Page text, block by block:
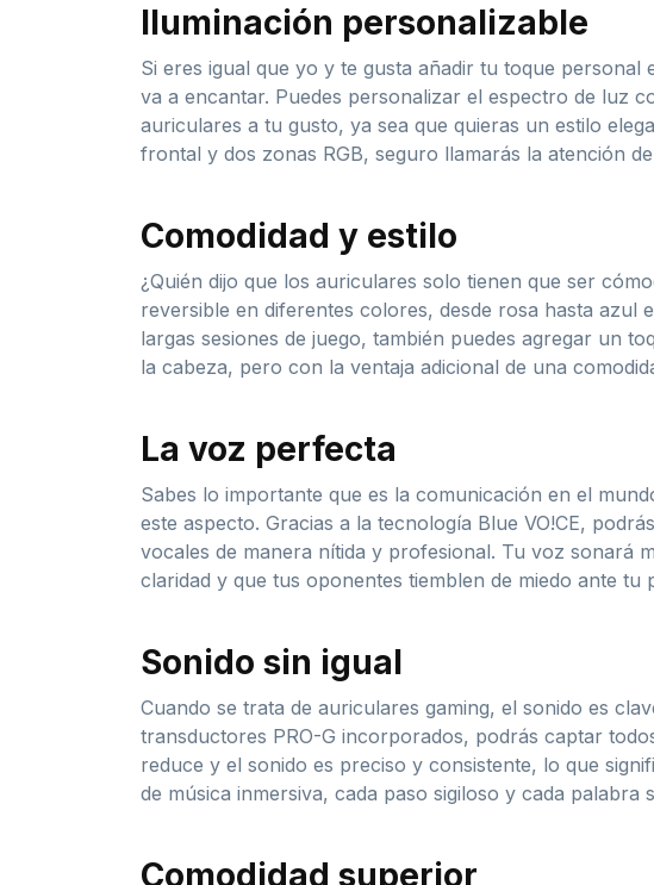
Iluminación personalizable
Si eres igual que yo y te gusta añadir tu toque
va a encantar. Puedes personalizar el espectro de luz
auriculares a tu gusto, ya sea que quieras un estilo
frontal y dos zonas RGB, seguro llamarás la atención
Comodidad y estilo
¿Quién dijo que los auriculares solo tienen que ser
reversible en diferentes colores, desde rosa hasta azul
largas sesiones de juego, también puedes agregar un
la cabeza, pero con la ventaja adicional de una
La voz perfecta
Sabes lo importante que es la comunicación en el
este aspecto. Gracias a la tecnología Blue VO!CE,
vocales de manera nítida y profesional. Tu voz sonará
claridad y que tus oponentes tiemblen de miedo ante tu
Sonido sin igual
Cuando se trata de auriculares gaming, el sonido es
transductores PRO-G incorporados, podrás captar
reduce y el sonido es preciso y consistente, lo que
de música inmersiva, cada paso sigiloso y cada palabra
Comodidad superior